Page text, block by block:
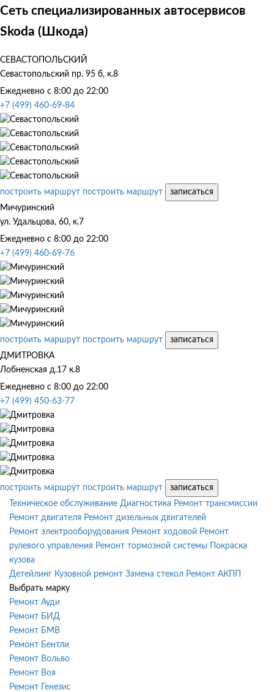
Сеть специализированных автосервисов
Skoda (Шкода)
СЕВАСТОПОЛЬСКИЙ
Севастопольский пр. 95 б, к.8
Ежедневно с 8:00 до 22:00
+7 (499) 460-69-84
построить маршрут построить маршрут
записаться
Мичуринский
ул. Удальцова, 60, к.7
Ежедневно с 8:00 до 22:00
+7 (499) 460-69-76
построить маршрут построить маршрут
записаться
ДМИТРОВКА
Лобненская д.17 к.8
Ежедневно с 8:00 до 22:00
+7 (499) 450-63-77
построить маршрут построить маршрут
записаться
Техническое обслуживание Диагностика Ремонт трансмиссии
Ремонт двигателя Ремонт дизельных двигателей
Ремонт электрооборудования Ремонт ходовой Ремонт
рулевого управления Ремонт тормозной системы
Покраска
кузова
Детейлинг Кузовной ремонт Замена стекол Ремонт АКПП
Выбрать марку
Ремонт Ауди
Ремонт БИД
Ремонт БМВ
Ремонт Бентли
Ремонт Вольво
Ремонт Воя
Ремонт Генезис